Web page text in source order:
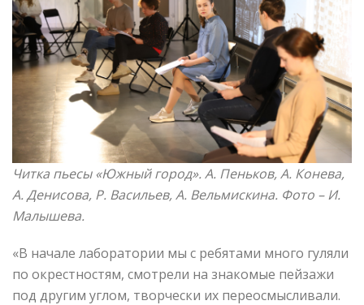
Читка пьесы «Южный город». А. Пеньков, А. Конева,
А. Денисова, Р. Васильев, А. Вельмискина. Фото – И.
Малышева.
«В начале лаборатории мы с ребятами много гуляли
по окрестностям, смотрели на знакомые пейзажи
под другим углом, творчески их переосмысливали.